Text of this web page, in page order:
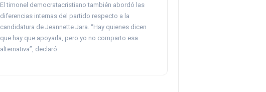
El timonel democratacristiano también abordó las
diferencias internas del partido respecto a la
candidatura de Jeannette Jara. “Hay quienes dicen
que hay que apoyarla, pero yo no comparto esa
alternativa”, declaró.